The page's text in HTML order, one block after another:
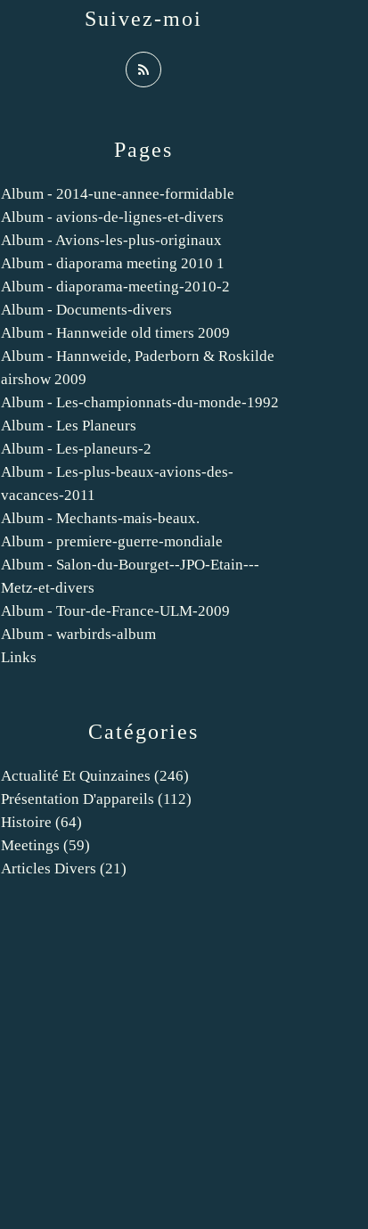
Catégories
Actualité Et Quinzaines (246)
Présentation D'appareils (112)
Histoire (64)
Meetings (59)
Articles Divers (21)
Pages
Album - 2014-une-annee-formidable
Album - avions-de-lignes-et-divers
Album - Avions-les-plus-originaux
Album - diaporama meeting 2010 1
Album - diaporama-meeting-2010-2
Album - Documents-divers
Album - Hannweide old timers 2009
Album - Hannweide, Paderborn & Roskilde
airshow 2009
Album - Les-championnats-du-monde-1992
Album - Les Planeurs
Album - Les-planeurs-2
Album - Les-plus-beaux-avions-des-
vacances-2011
Album - Mechants-mais-beaux.
Album - premiere-guerre-mondiale
Album - Salon-du-Bourget--JPO-Etain---
Metz-et-divers
Album - Tour-de-France-ULM-2009
Album - warbirds-album
Links
Suivez-moi